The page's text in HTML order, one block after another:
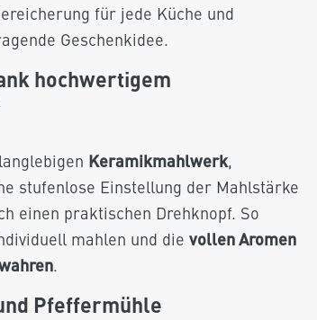
für jede Küche und
Geschenkidee.
hochwertigem
Keramikmahlwerk,
stufenlose Einstellung der Mahlstärke
einen praktischen Drehknopf. So
mahlen und die vollen Aromen
.
Pfeffermühle